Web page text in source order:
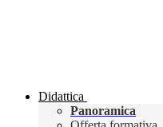
Didattica
Panoramica